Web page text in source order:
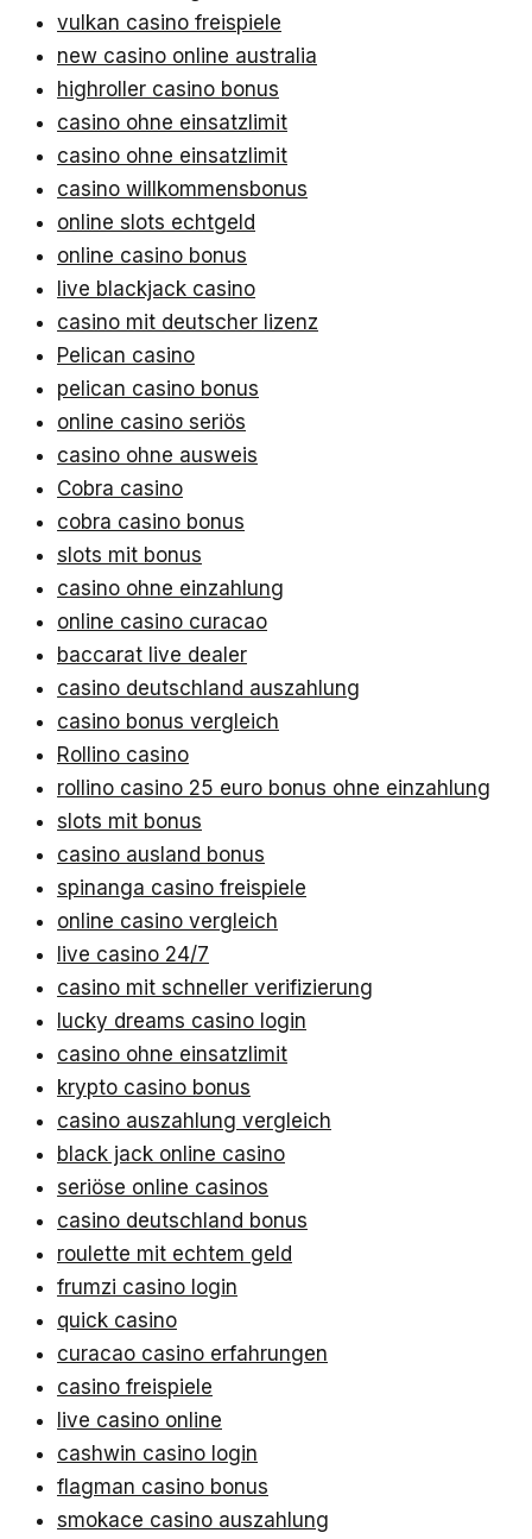
vulkan casino freispiele
new casino online australia
highroller casino bonus
casino ohne einsatzlimit
casino ohne einsatzlimit
casino willkommensbonus
online slots echtgeld
online casino bonus
live blackjack casino
casino mit deutscher lizenz
Pelican casino
pelican casino bonus
online casino seriös
casino ohne ausweis
Cobra casino
cobra casino bonus
slots mit bonus
casino ohne einzahlung
online casino curacao
baccarat live dealer
casino deutschland auszahlung
casino bonus vergleich
Rollino casino
rollino casino 25 euro bonus ohne einzahlung
slots mit bonus
casino ausland bonus
spinanga casino freispiele
online casino vergleich
live casino 24/7
casino mit schneller verifizierung
lucky dreams casino login
casino ohne einsatzlimit
krypto casino bonus
casino auszahlung vergleich
black jack online casino
seriöse online casinos
casino deutschland bonus
roulette mit echtem geld
frumzi casino login
quick casino
curacao casino erfahrungen
casino freispiele
live casino online
cashwin casino login
flagman casino bonus
smokace casino auszahlung